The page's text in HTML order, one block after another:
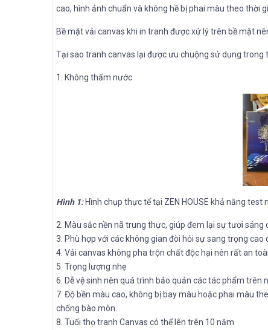
cao, hình ảnh chuẩn và không hề bị phai màu theo thời
Bề mặt vải canvas khi in tranh được xử lý trên bề mặt
Tại sao tranh canvas lại được ưu chuộng sử dụng trong
1. Không thấm nước
Hình 1:Hình chụp thực tế tại ZEN HOUSE khả năng test
2. Màu sắc nền nã trung thực, giúp đem lại sự tươi sáng
3. Phù hợp với các không gian đòi hỏi sự sang trọng cao
4. Vải canvas không pha trộn chất độc hại nên rất an
5. Trọng lượng nhẹ
6. Dễ vệ sinh nên quá trình bảo quản các tác phẩm trên
7. Độ bền màu cao, không bị bay màu hoặc phai màu
chống bào mòn.
8. Tuổi thọ tranh Canvas có thể lên trên 10 năm